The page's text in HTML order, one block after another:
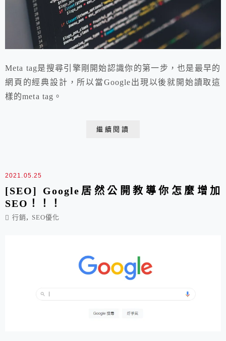
Meta tag是搜尋引擎剛開始認識你的第一步，也是最早的
網頁的經典設計，所以當Google出現以後就開始讀取這
樣的meta tag。
繼續閱讀
2021.05.25
[SEO] Google居然公開教導你怎麼增加
SEO！！！
行銷 , SEO優化